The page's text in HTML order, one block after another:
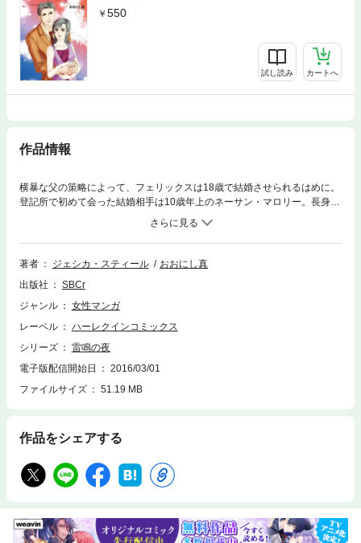
550
試し読み カートへ
作品情報
横暴な父の策略によって、フェリックスは18歳で結婚させられるはめに。
登記所で初めて会った結婚相手は10歳年上のネーサン・マロリー。長身で
洗練された彼をひと目見て、フェリックスは恋に落ちた。しかし入籍を済
ませ、家に帰り着いたふたりを待っていたのは、父のネーサンに対する手
ひどい裏切りだった。冷酷な父の行為に、過去の記憶がよみがえる。稲妻
が暗闇を裂き、雷が轟くなか、父が母を凌辱していたあの夜！ それはこ
著者 ジェシカ・スティール
おおにし真
出版社
SBCr
ジャンル
女性マンガ
レーベル
ハーレクインコミックス
シリーズ
雷鳴の夜
電子版配信開始日
2016/03/01
ファイルサイズ
51.19 MB
作品をシェアする